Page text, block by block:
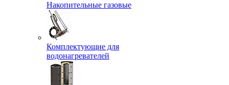
Накопительные газовые
Комплектующие для
водонагревателей